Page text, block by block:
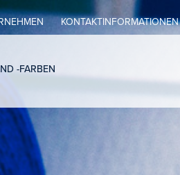
KONTAKTINFORMATIONEN
-FARBEN